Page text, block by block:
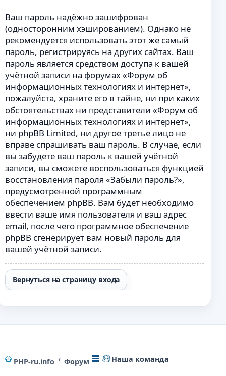
Ваш пароль надёжно зашифрован
(односторонним хэшированием). Однако не
рекомендуется использовать этот же самый
пароль, регистрируясь на других сайтах. Ваш
пароль является средством доступа к вашей
учётной записи на форумах «Форум об
информационных технологиях и интернет»,
пожалуйста, храните его в тайне, ни при каких
обстоятельствах ни представители «Форум об
информационных технологиях и интернет»,
ни phpBB Limited, ни другое третье лицо не
вправе спрашивать ваш пароль. В случае, если
вы забудете ваш пароль к вашей учётной
записи, вы сможете воспользоваться функцией
восстановления пароля «Забыли пароль?»,
предусмотренной программным
обеспечением phpBB. Вам будет необходимо
ввести ваше имя пользователя и ваш адрес
email, после чего программное обеспечение
phpBB сгенерирует вам новый пароль для
вашей учётной записи.
Вернуться на страницу входа
PHP-ru.info Форум Наша команда